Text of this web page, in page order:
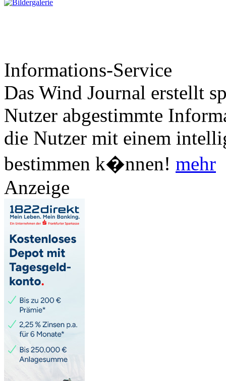
Informations-Service
Das Wind Journal erstellt
Nutzer abgestimmte
die Nutzer mit einem
bestimmen k�nnen! mehr
Anzeige